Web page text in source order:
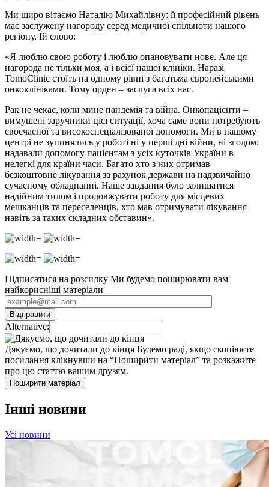
Ми щиро вітаємо Наталію Михайлівну: її професійний рівень
має заслужену нагороду серед медичної спільноти нашого
регіону. Їй слово:
«Я люблю свою роботу і люблю опановувати нове. Але ця
нагорода не тільки моя, а і всієї нашої клініки. Наразі
TomoClinic стоїть на одному рівні з багатьма європейськими
онкоклініками. Тому орден – заслуга всіх нас.
Рак не чекає, коли мине пандемія та війна. Онкопацієнти –
вимушені заручники цієї ситуації, хоча саме вони потребують
своєчасної та високоспеціалізованої допомоги. Ми в нашому
центрі не зупинялись у роботі ні у перші дні війни, ні згодом:
надавали допомогу пацієнтам з усіх куточків України в
нелегкі для країни часи. Багато хто з них отримав
безкоштовне лікування за рахунок держави на надзвичайно
сучасному обладнанні. Наше завдання було залишатися
надійним тилом і продовжувати роботу для місцевих
мешканців та переселенців, хто мав отримувати лікування
навіть за таких складних обставин».
Підписатися на розсилку Ми будемо поширювати вам
найкорисніші матеріали
Alternative:
Дякуємо, що дочитали до кінця Будемо раді, якщо скопіюєте
посилання клікнувши на “Поширити матеріал” та розкажите
про цю статтю вашим друзям.
Поширити матеріал
Інші новини
Усі новини